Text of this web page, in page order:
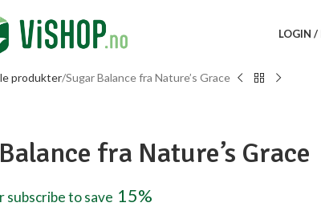
LOGIN /
produkter Sugar Balance fra Nature’s Grace
fra Nature’s Grace
subscribe to save 15%